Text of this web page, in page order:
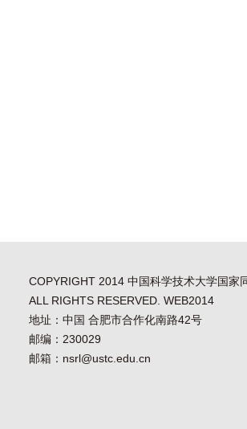
COPYRIGHT 2014 中国科学技术大学国家
ALL RIGHTS RESERVED. WEB2014
地址：中国 合肥市合作化南路42号
邮编：230029
邮箱：nsrl@ustc.edu.cn